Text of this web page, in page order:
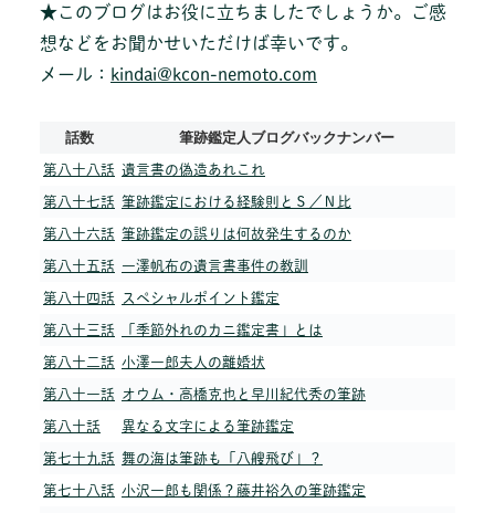
★このブログはお役に立ちましたでしょうか。ご感
想などをお聞かせいただけば幸いです。
メール： kindai@kcon-nemoto.com
話数 筆跡鑑定人ブログバックナンバー
第八十八話 遺言書の偽造あれこれ
第八十七話 筆跡鑑定における経験則とＳ／Ｎ比
第八十六話 筆跡鑑定の誤りは何故発生するのか
第八十五話 一澤帆布の遺言書事件の教訓
第八十四話 スペシャルポイント鑑定
第八十三話 「季節外れのカニ鑑定書」とは
第八十二話 小澤一郎夫人の離婚状
第八十一話 オウム・高橋克也と早川紀代秀の筆跡
第八十話 異なる文字による筆跡鑑定
第七十九話 舞の海は筆跡も「八艘飛び」？
第七十八話 小沢一郎も関係？藤井裕久の筆跡鑑定